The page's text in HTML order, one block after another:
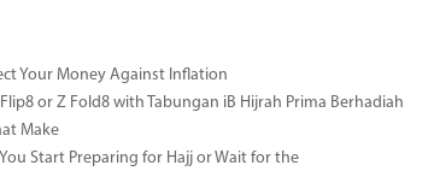
Your Money Against Inflation
or Z Fold8 with Tabungan iB Hijrah Prima Berhadiah
Make
Start Preparing for Hajj or Wait for the